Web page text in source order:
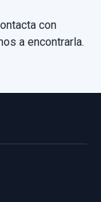
E
E
con
a encontrarla.